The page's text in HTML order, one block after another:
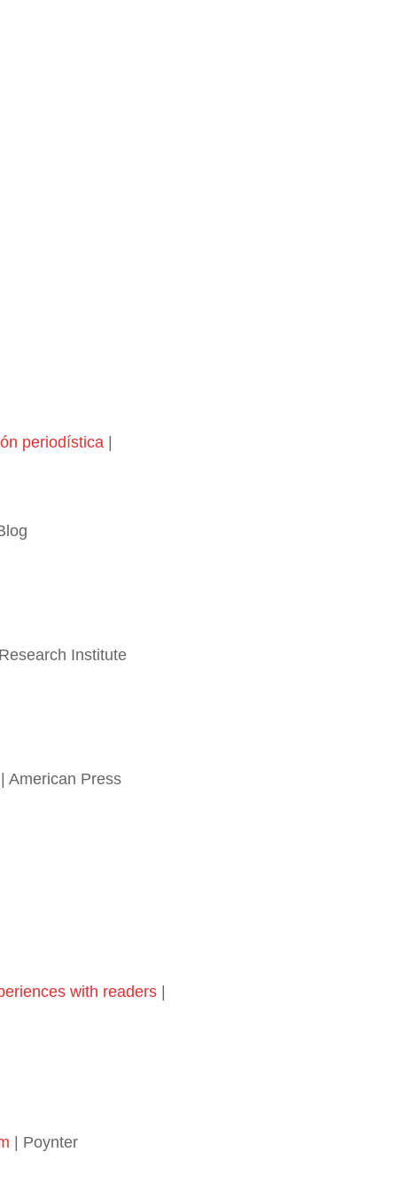
periodística |
Institute
| American Press
with readers |
| Poynter